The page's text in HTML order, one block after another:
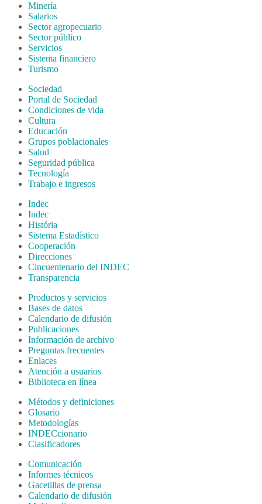
Minería
Salarios
Sector agropecuario
Sector público
Servicios
Sistema financiero
Turismo
Sociedad
Portal de Sociedad
Condiciones de vida
Cultura
Educación
Grupos poblacionales
Salud
Seguridad pública
Tecnología
Trabajo e ingresos
Indec
Indec
História
Sistema Estadístico
Cooperación
Direcciones
Cincuentenario del INDEC
Transparencia
Productos y servicios
Bases de datos
Calendario de difusión
Publicaciones
Información de archivo
Preguntas frecuentes
Enlaces
Atención a usuarios
Biblioteca en línea
Métodos y definiciones
Glosario
Metodologías
INDECcionario
Clasificadores
Comunicación
Informes técnicos
Gacetillas de prensa
Calendario de difusión